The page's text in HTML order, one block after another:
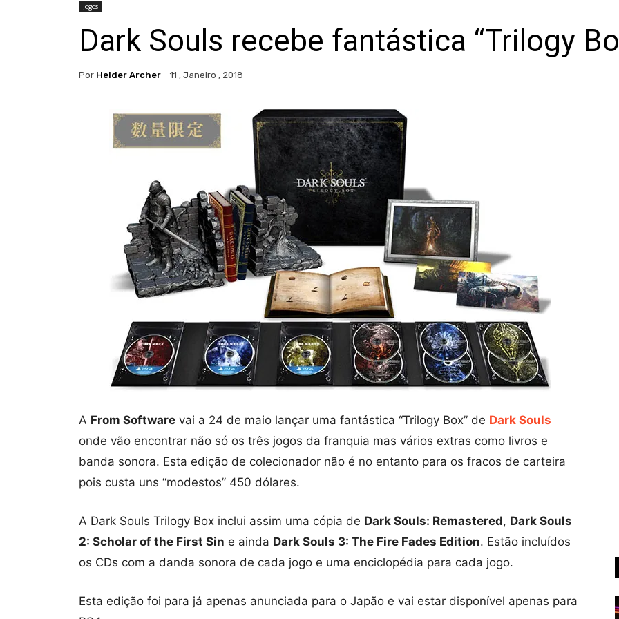
Jogos
Dark Souls recebe fantástica “Trilogy
Por Helder Archer 11 , Janeiro , 2018
A From Software vai a 24 de maio lançar uma fantástica “Trilogy Box” de Dark Souls
onde vão encontrar não só os três jogos da franquia mas vários extras como livros e
banda sonora. Esta edição de colecionador não é no entanto para os fracos de carteira
pois custa uns “modestos” 450 dólares.
A Dark Souls Trilogy Box inclui assim uma cópia de Dark Souls: Remastered, Dark Souls
2: Scholar of the First Sin e ainda Dark Souls 3: The Fire Fades Edition. Estão incluídos
os CDs com a danda sonora de cada jogo e uma enciclopédia para cada jogo.
Esta edição foi para já apenas anunciada para o Japão e vai estar disponível apenas para